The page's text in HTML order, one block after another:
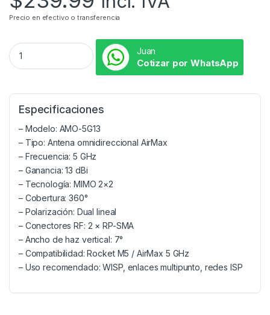
Precio en efectivo o transferencia
Juan
Cotizar por WhatsApp
Especificaciones
– Modelo: AMO-5G13
– Tipo: Antena omnidireccional AirMax
– Frecuencia: 5 GHz
– Ganancia: 13 dBi
– Tecnología: MIMO 2×2
– Cobertura: 360°
– Polarización: Dual lineal
– Conectores RF: 2 × RP-SMA
– Ancho de haz vertical: 7°
– Compatibilidad: Rocket M5 / AirMax 5 GHz
– Uso recomendado: WISP, enlaces multipunto, redes ISP